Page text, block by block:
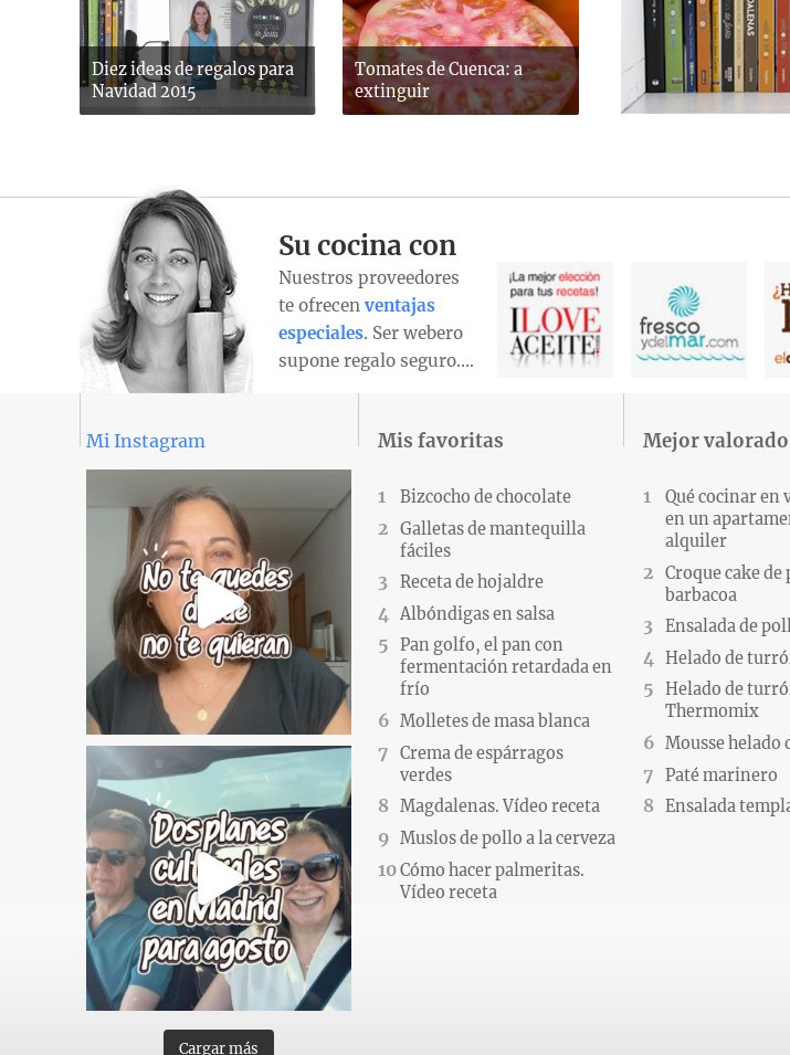
Diez ideas de regalos para
Navidad 2015
Tomates de Cuenca: a
extinguir
Su cocina con
Nuestros proveedores
te ofrecen ventajas
especiales. Ser webero
supone regalo seguro….
Mi Instagram
Cargar más
Mis favoritas
Bizcocho de chocolate
Galletas de mantequilla
fáciles
Receta de hojaldre
Albóndigas en salsa
Pan golfo, el pan con
fermentación retardada en
frío
Molletes de masa blanca
Crema de espárragos
verdes
Magdalenas. Vídeo receta
Muslos de pollo a la cerveza
Cómo hacer palmeritas.
Vídeo receta
Mejor valorado
Qué cocinar en
en un
alquiler
Croque cake de
barbacoa
Ensalada de
Helado de
Helado de
Thermomix
Mousse helado
Paté marinero
Ensalada